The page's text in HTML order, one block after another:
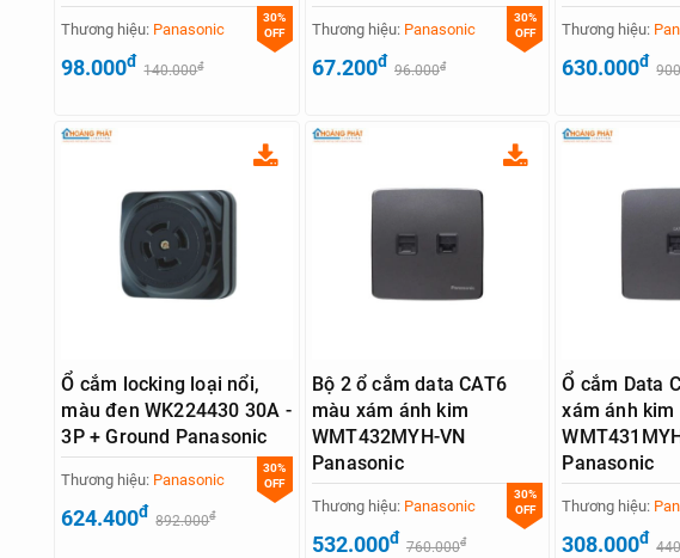
30%
OFF
Thương hiệu: Panasonic
98.000đ 140.000đ
30%
OFF
Thương hiệu: Panasonic
67.200đ 96.000đ
Thương hiệu:
630.000đ
Ổ cắm locking loại nổi,
màu đen WK224430 30A -
3P + Ground Panasonic
30%
OFF
Thương hiệu: Panasonic
624.400đ 892.000đ
Bộ 2 ổ cắm data CAT6
màu xám ánh kim
WMT432MYH-VN
Panasonic
30%
OFF
Thương hiệu: Panasonic
532.000đ 760.000đ
Ổ cắm Data
xám ánh kim
Panasonic
Thương hiệu:
308.000đ